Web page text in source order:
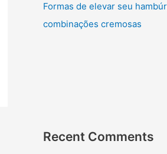
Formas de elevar seu
combinações cremosas
Recent Comments